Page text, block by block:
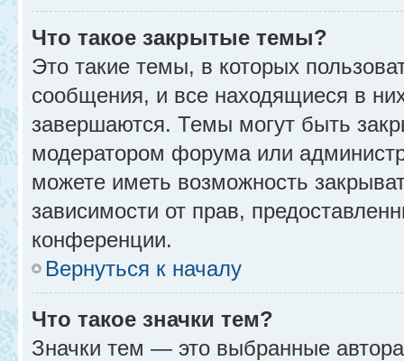
Что такое закрытые темы?
Это такие темы, в которых
сообщения, и все находящиеся в
завершаются. Темы могут быть
модератором форума или
можете иметь возможность
зависимости от прав,
конференции.
Вернуться к началу
Что такое значки тем?
Значки тем — это выбранные